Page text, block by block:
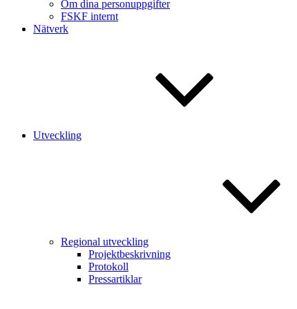
Om dina personuppgifter
FSKF internt
Nätverk
Utveckling
Regional utveckling
Projektbeskrivning
Protokoll
Pressartiklar